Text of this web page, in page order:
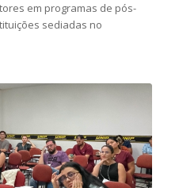
em programas de pós-
sediadas no